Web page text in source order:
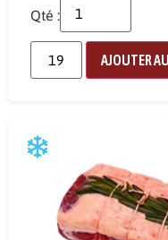
Qté :
AJOUTER